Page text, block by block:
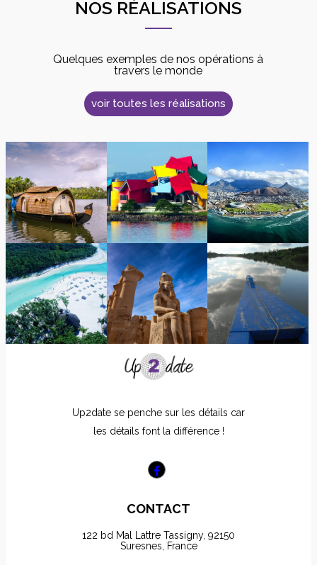
NOS RÉALISATIONS
Quelques exemples de nos opérations à
travers le monde
voir toutes les réalisations
Up2date se penche sur les détails car
les détails font la différence !
CONTACT
122 bd Mal Lattre Tassigny, 92150
Suresnes, France